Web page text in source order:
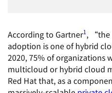
According to Gartner1, “the
adoption is one of hybrid
2020, 75% of organizations
multicloud or hybrid cloud
Red Hat that, as a